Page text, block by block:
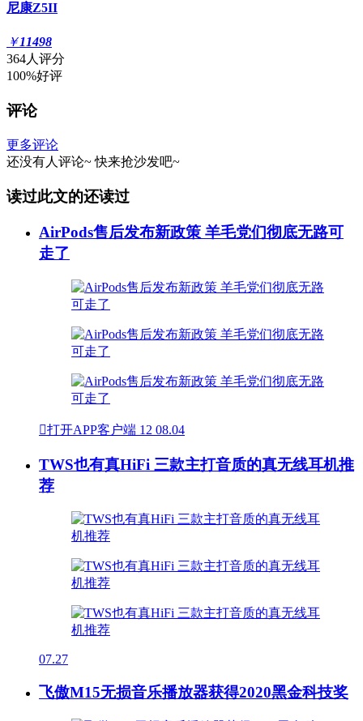
尼康Z5II
￥11498
364人评分
100%好评
评论
更多评论
还没有人评论~ 快来抢沙发吧~
读过此文的还读过
AirPods售后发布新政策 羊毛党们彻底无路可
走了
打开APP客户端 12 08.04
TWS也有真HiFi 三款主打音质的真无线耳机推
荐
07.27
飞傲M15无损音乐播放器获得2020黑金科技奖